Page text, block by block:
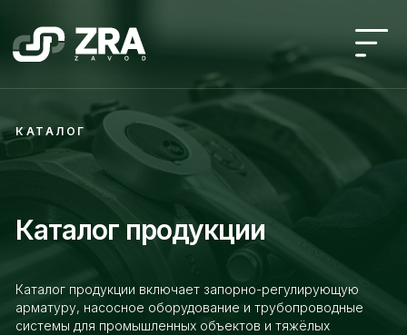
КАТАЛОГ
Каталог продукции
Каталог продукции включает запорно-регулирующую
арматуру, насосное оборудование и трубопроводные
системы для промышленных объектов и тяжёлых